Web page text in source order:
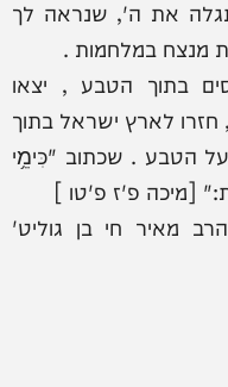
את ה', שנראה לך
במלחמות .
בתוך הטבע , יצאו
לארץ ישראל בתוך
הטבע . שכתוב "כִּימֵ֥י
[מיכה פ'ז פ'טו ]
מאיר חי בן גוליט'